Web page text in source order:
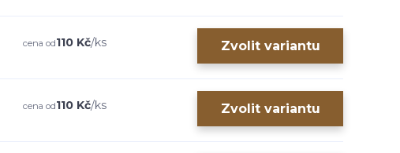
cena od110 Kč/ks Zvolit variantu
cena od110 Kč/ks Zvolit variantu